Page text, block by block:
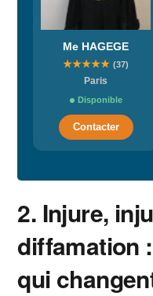
Me HAGEGE
★★★★★ (37)
Paris
Disponible
Contacter
2. Injure,
diffamation
qui